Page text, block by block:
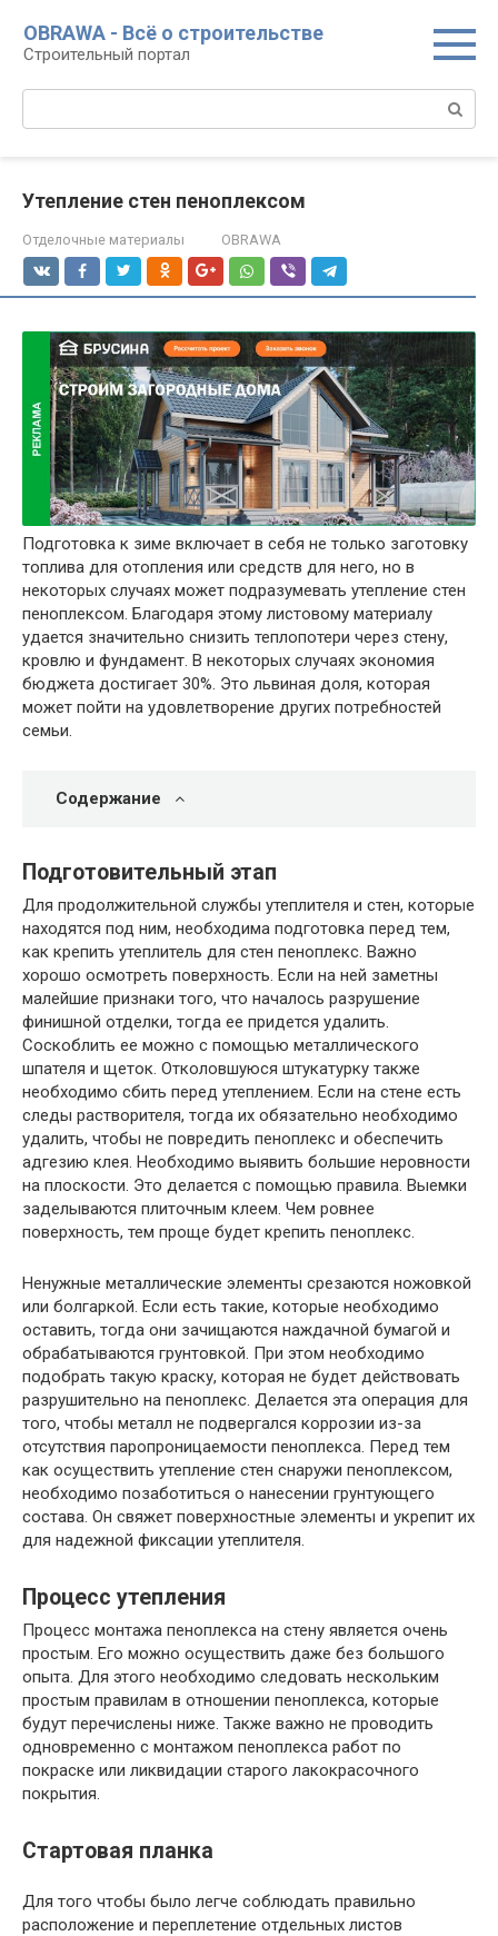
контенту
OBRAWA - Всё о строительстве
Строительный портал
Утепление стен пеноплексом
Отделочные материалы OBRAWA
Подготовка к зиме включает в себя не только заготовку
топлива для отопления или средств для него, но в
некоторых случаях может подразумевать утепление стен
пеноплексом. Благодаря этому листовому материалу
удается значительно снизить теплопотери через стену,
кровлю и фундамент. В некоторых случаях экономия
бюджета достигает 30%. Это львиная доля, которая
может пойти на удовлетворение других потребностей
семьи.
Содержание
Подготовительный этап
Для продолжительной службы утеплителя и стен, которые
находятся под ним, необходима подготовка перед тем,
как крепить утеплитель для стен пеноплекс. Важно
хорошо осмотреть поверхность. Если на ней заметны
малейшие признаки того, что началось разрушение
финишной отделки, тогда ее придется удалить.
Соскоблить ее можно с помощью металлического
шпателя и щеток. Отколовшуюся штукатурку также
необходимо сбить перед утеплением. Если на стене есть
следы растворителя, тогда их обязательно необходимо
удалить, чтобы не повредить пеноплекс и обеспечить
адгезию клея. Необходимо выявить большие неровности
на плоскости. Это делается с помощью правила. Выемки
заделываются плиточным клеем. Чем ровнее
поверхность, тем проще будет крепить пеноплекс.
Ненужные металлические элементы срезаются ножовкой
или болгаркой. Если есть такие, которые необходимо
оставить, тогда они зачищаются наждачной бумагой и
обрабатываются грунтовкой. При этом необходимо
подобрать такую краску, которая не будет действовать
разрушительно на пеноплекс. Делается эта операция для
того, чтобы металл не подвергался коррозии из-за
отсутствия паропроницаемости пеноплекса. Перед тем
как осуществить утепление стен снаружи пеноплексом,
необходимо позаботиться о нанесении грунтующего
состава. Он свяжет поверхностные элементы и укрепит их
для надежной фиксации утеплителя.
Процесс утепления
Процесс монтажа пеноплекса на стену является очень
простым. Его можно осуществить даже без большого
опыта. Для этого необходимо следовать нескольким
простым правилам в отношении пеноплекса, которые
будут перечислены ниже. Также важно не проводить
одновременно с монтажом пеноплекса работ по
покраске или ликвидации старого лакокрасочного
покрытия.
Стартовая планка
Для того чтобы было легче соблюдать правильно
расположение и переплетение отдельных листов